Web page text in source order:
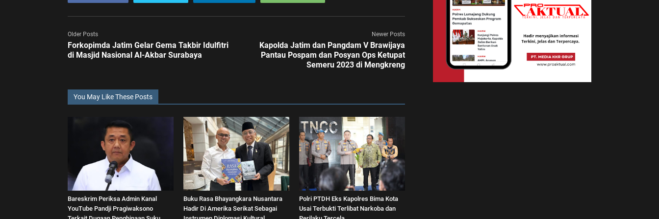
Older Posts
Forkopimda Jatim Gelar Gema Takbir Idulfitri
di Masjid Nasional Al-Akbar Surabaya
Newer Posts
Kapolda Jatim dan Pangdam V Brawijaya
Pantau Pospam dan Posyan Ops Ketupat
Semeru 2023 di Mengkreng
You May Like These Posts
Bareskrim Periksa Admin Kanal
YouTube Pandji Pragiwaksono
Buku Rasa Bhayangkara Nusantara
Hadir Di Amerika Serikat Sebagai
Polri PTDH Eks Kapolres Bima Kota
Usai Terbukti Terlibat Narkoba dan